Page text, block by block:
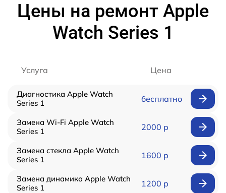
Цены на ремонт Apple
Watch Series 1
Услуга Цена
Диагностика Apple Watch
Series 1
бесплатно
Замена Wi-Fi Apple Watch
Series 1
2000 р
Замена стекла Apple Watch
Series 1
1600 р
Замена динамика Apple Watch
Series 1
1200 р